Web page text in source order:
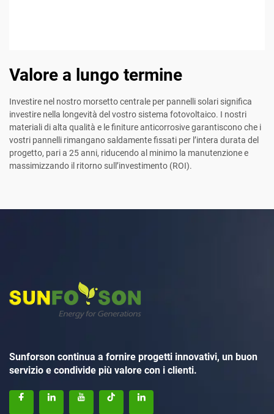
Valore a lungo termine
Investire nel nostro morsetto centrale per pannelli solari significa
investire nella longevità del vostro sistema fotovoltaico. I nostri
materiali di alta qualità e le finiture anticorrosive garantiscono che i
vostri pannelli rimangano saldamente fissati per l’intera durata del
progetto, pari a 25 anni, riducendo al minimo la manutenzione e
massimizzando il ritorno sull’investimento (ROI).
Sunforson continua a fornire progetti innovativi, un buon
servizio e condivide più valore con i clienti.